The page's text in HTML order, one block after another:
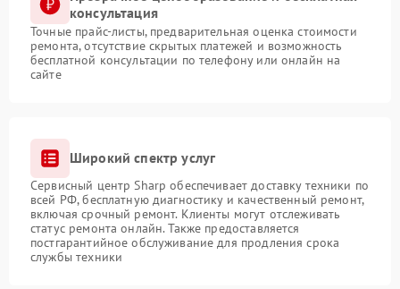
консультация
Точные прайс-листы, предварительная оценка стоимости
ремонта, отсутствие скрытых платежей и возможность
бесплатной консультации по телефону или онлайн на
сайте
Широкий спектр услуг
Сервисный центр Sharp обеспечивает доставку техники по
всей РФ, бесплатную диагностику и качественный ремонт,
включая срочный ремонт. Клиенты могут отслеживать
статус ремонта онлайн. Также предоставляется
постгарантийное обслуживание для продления срока
службы техники